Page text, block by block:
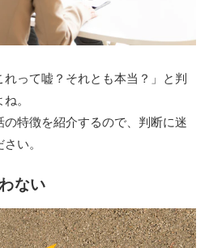
って嘘？それとも本当？」と判
。
特徴を紹介するので、判断に迷
い。
ない